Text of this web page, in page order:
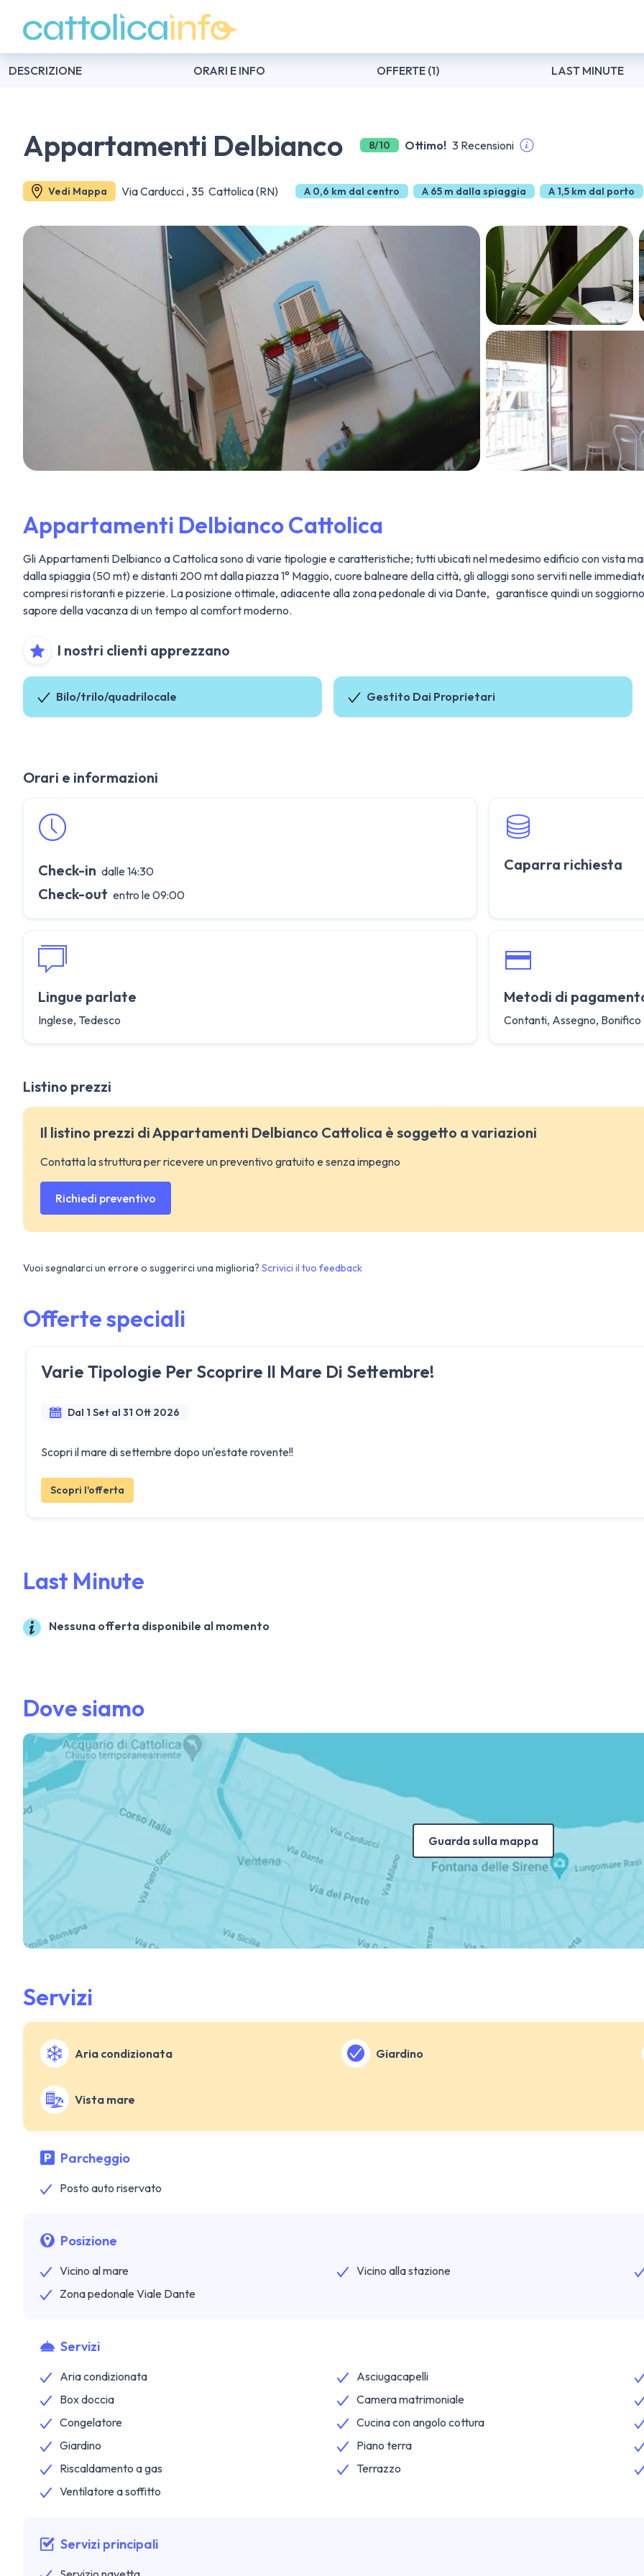
Appartamenti Delbianco 8/10 Ottimo! 3 Recensioni
Vedi Mappa Via Carducci , 35 Cattolica (RN) A 0,6 km dal centro A 65 m dalla spiaggia A 1,5 km dal porto
DESCRIZIONE ORARI E INFO OFFERTE (1) LAST MINUTE
Appartamenti Delbianco Cattolica
Gli Appartamenti Delbianco a Cattolica sono di varie tipologie e caratteristiche; tutti ubicati nel medesimo edificio con vista
dalla spiaggia (50 mt) e distanti 200 mt dalla piazza 1° Maggio, cuore balneare della città, gli alloggi sono serviti nelle
compresi ristoranti e pizzerie. La posizione ottimale, adiacente alla zona pedonale di via Dante, garantisce quindi un
sapore della vacanza di un tempo al comfort moderno.
I nostri clienti apprezzano
Bilo/trilo/quadrilocale Gestito Dai Proprietari
Orari e informazioni
Check-in dalle 14:30
Check-out entro le 09:00
Caparra richiesta
Lingue parlate
Inglese, Tedesco
Metodi di
Contanti, Assegno, Bonifico
Listino prezzi
Il listino prezzi di Appartamenti Delbianco Cattolica è soggetto a variazioni
Contatta la struttura per ricevere un preventivo gratuito e senza impegno
Richiedi preventivo
Vuoi segnalarci un errore o suggerirci una miglioria? Scrivici il tuo feedback
Offerte speciali
Varie Tipologie Per Scoprire Il Mare Di Settembre!
Dal 1 Set al 31 Ott 2026
Scopri il mare di settembre dopo un'estate rovente!!
Scopri l'offerta
Last Minute
Nessuna offerta disponibile al momento
Dove siamo
Guarda sulla mappa
Servizi
Aria condizionata Giardino
Vista mare
Parcheggio
Posto auto riservato
Posizione
Vicino al mare
Vicino alla stazione
Zona pedonale Viale Dante
Servizi
Aria condizionata
Asciugacapelli
Box doccia
Camera matrimoniale
Congelatore
Cucina con angolo cottura
Giardino
Piano terra
Riscaldamento a gas
Terrazzo
Ventilatore a soffitto
Servizi principali